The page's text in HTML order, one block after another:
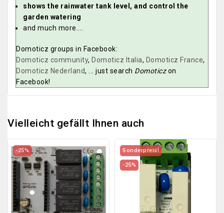
shows the rainwater tank level, and control the
garden watering
and much more....
Domoticz groups in Facebook:
Domoticz community, Domoticz Italia, Domoticz France,
Domoticz Nederland, ... just search Domoticzon
Facebook!
Vielleicht gefällt Ihnen auch
-25% Sonderpreis!
-25%